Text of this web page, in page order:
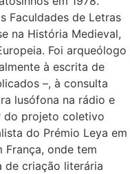
Faculdades de Letras
na História Medieval,
Foi arqueólogo
à escrita de
–, à consulta
lusófona na rádio e
do projeto coletivo
do Prémio Leya em
França, onde tem
de criação literária